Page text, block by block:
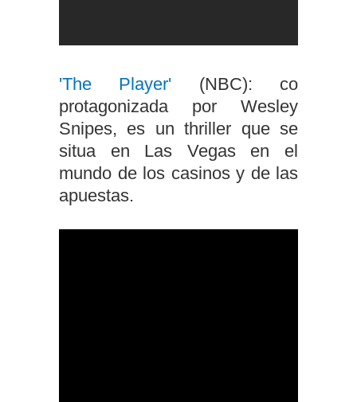
'The Player' (NBC): co
protagonizada por Wesley
Snipes, es un thriller que se
situa en Las Vegas en el
mundo de los casinos y de las
apuestas.